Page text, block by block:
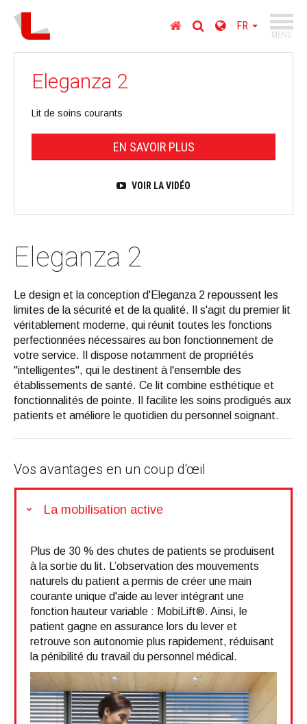
contenu
MENU
Page
Choisissez
pays
FR
Eleganza 2
Lit de soins courants
EN SAVOIR PLUS
VOIR LA VIDÉO
Eleganza 2
Le design et la conception d'Eleganza 2 repoussent les
limites de la sécurité et de la qualité. Il s'agit du premier lit
véritablement moderne, qui réunit toutes les fonctions
perfectionnées nécessaires au bon fonctionnement de
votre service. Il dispose notamment de propriétés
"intelligentes", qui le destinent à l'ensemble des
établissements de santé. Ce lit combine esthétique et
fonctionnalités de pointe. Il facilite les soins prodigués aux
patients et améliore le quotidien du personnel soignant.
Vos avantages en un coup d'œil
La mobilisation active
Plus de 30 % des chutes de patients se produisent
à la sortie du lit. L’observation des mouvements
naturels du patient a permis de créer une main
courante unique d'aide au lever intégrant une
fonction hauteur variable : MobiLift®. Ainsi, le
patient gagne en assurance lors du lever et
retrouve son autonomie plus rapidement, réduisant
la pénibilité du travail du personnel médical.